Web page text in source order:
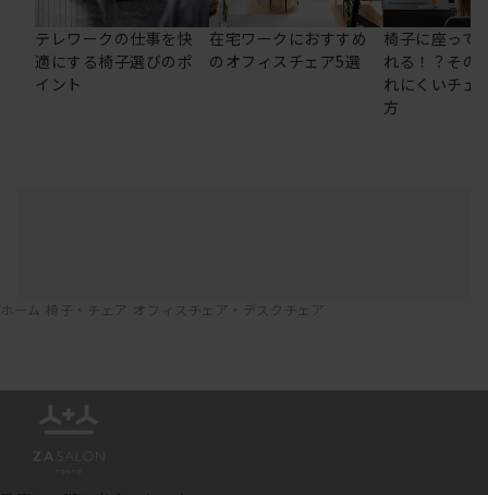
テレワークの仕事を快
適にする椅子選びのポ
イント
在宅ワークにおすすめ
のオフィスチェア5選
椅子に座って
れる！？その
れにくいチェ
方
ホーム 椅子・チェア オフィスチェア・デスクチェア